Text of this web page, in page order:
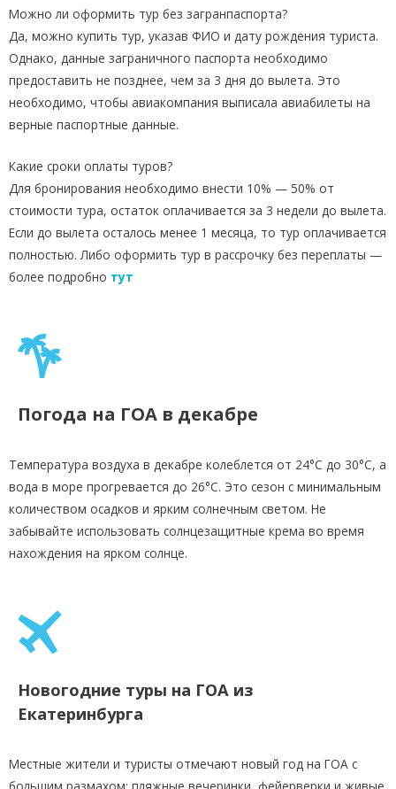
Можно ли оформить тур без загранпаспорта?
Да, можно купить тур, указав ФИО и дату рождения туриста.
Однако, данные заграничного паспорта необходимо
предоставить не позднее, чем за 3 дня до вылета. Это
необходимо, чтобы авиакомпания выписала авиабилеты на
верные паспортные данные.
Какие сроки оплаты туров?
Для бронирования необходимо внести 10% — 50% от
стоимости тура, остаток оплачивается за 3 недели до вылета.
Если до вылета осталось менее 1 месяца, то тур оплачивается
полностью. Либо оформить тур в рассрочку без переплаты —
более подробно тут
Погода на ГОА в декабре
Температура воздуха в декабре колеблется от 24°C до 30°C, а
вода в море прогревается до 26°C. Это сезон с минимальным
количеством осадков и ярким солнечным светом. Не
забывайте использовать солнцезащитные крема во время
нахождения на ярком солнце.
Новогодние туры на ГОА из
Екатеринбурга
Местные жители и туристы отмечают новый год на ГОА с
большим размахом: пляжные вечеринки, фейерверки и живые